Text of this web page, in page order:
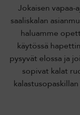
Jokaisen vapaa-
saaliskalan
haluamme
käytössä
pysyvät elossa ja
sopivat kalat